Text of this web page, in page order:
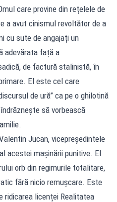
care provine din rețelele de
a avut cinismul revoltător de a
cu sute de angajați un
adevărata față a
de factură stalinistă, în
El este cel care
de ură” ca pe o ghilotină
să vorbească
Jucan, vicepreședintele
acestei mașinării punitive. El
orb din regimurile totalitare,
fără nicio remușcare. Este
licenței Realitatea